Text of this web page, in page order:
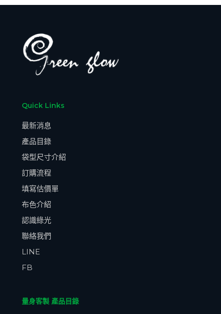
Quick Links
最新消息
產品目錄
袋型尺寸介紹
訂購流程
填寫估價單
布色介紹
認識綠光
聯絡我們
LINE
FB
量身客製 產品目錄